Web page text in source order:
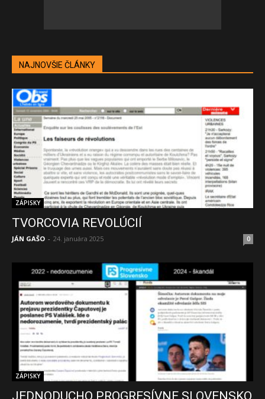
NAJNOVŠIE ČLÁNKY
ZÁPISKY
TVORCOVIA REVOLÚCIÍ
JÁN GAŠO - 24. januára 2025 0
ZÁPISKY
JEDNODUCHO PROGRESÍVNE SLOVENSKO